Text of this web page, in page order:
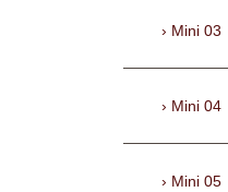
Mini 03
Mini 04
Mini 05